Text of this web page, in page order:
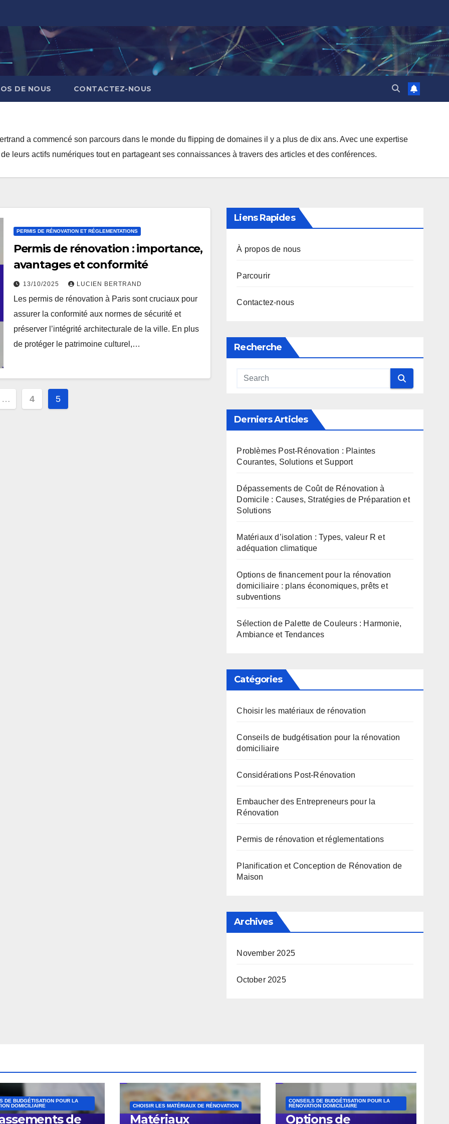
DE NOUS CONTACTEZ-NOUS
a commencé son parcours dans le monde du flipping de domaines il y a plus de dix ans. Avec une expertise
leurs actifs numériques tout en partageant ses connaissances à travers des articles et des conférences.
PERMIS DE RÉNOVATION ET RÉGLEMENTATIONS
Permis de rénovation : importance,
avantages et conformité
13/10/2025 LUCIEN BERTRAND
Les permis de rénovation à Paris sont cruciaux pour
assurer la conformité aux normes de sécurité et
préserver l’intégrité architecturale de la ville. En plus
de protéger le patrimoine culturel,…
… 4 5
Liens Rapides
À propos de nous
Parcourir
Contactez-nous
Recherche
Derniers Articles
Problèmes Post-Rénovation : Plaintes
Courantes, Solutions et Support
Dépassements de Coût de Rénovation à
Domicile : Causes, Stratégies de Préparation et
Solutions
Matériaux d’isolation : Types, valeur R et
adéquation climatique
Options de financement pour la rénovation
domiciliaire : plans économiques, prêts et
subventions
Sélection de Palette de Couleurs : Harmonie,
Ambiance et Tendances
Catégories
Choisir les matériaux de rénovation
Conseils de budgétisation pour la rénovation
domiciliaire
Considérations Post-Rénovation
Embaucher des Entrepreneurs pour la
Rénovation
Permis de rénovation et réglementations
Planification et Conception de Rénovation de
Maison
Archives
November 2025
October 2025
DE BUDGÉTISATION POUR LA
DOMICILIAIRE
de
CHOISIR LES MATÉRIAUX DE RÉNOVATION
Matériaux
CONSEILS DE BUDGÉTISATION POUR LA
RÉNOVATION DOMICILIAIRE
Options de